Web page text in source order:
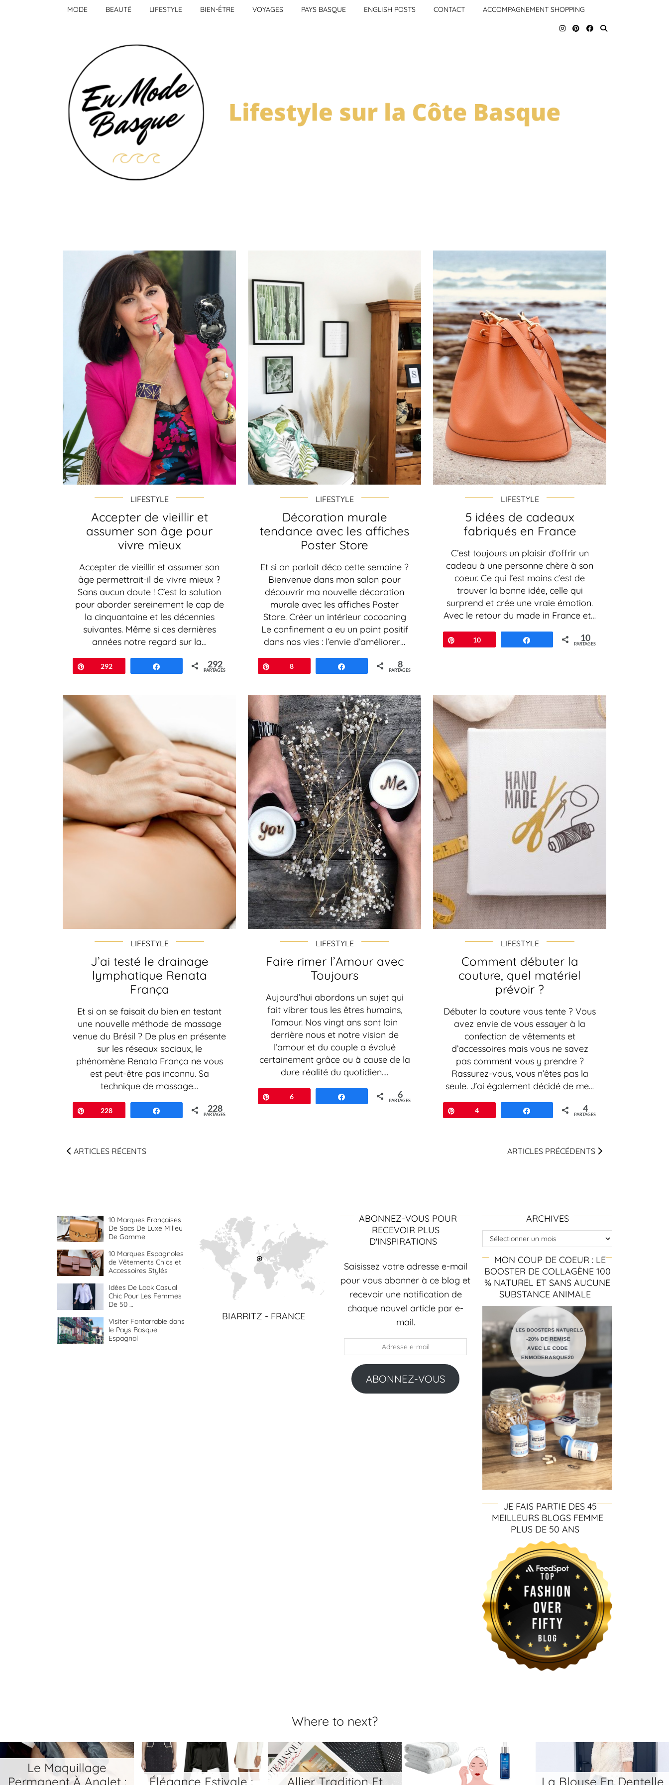
MODE BEAUTÉ LIFESTYLE BIEN-ÊTRE VOYAGES PAYS BASQUE ENGLISH POSTS CONTACT ACCOMPAGNEMENT SHOPPING
LIFESTYLE
Accepter de vieillir et
assumer son âge pour
vivre mieux
Accepter de vieillir et assumer son
âge permettrait-il de vivre mieux ?
Sans aucun doute ! C’est la solution
pour aborder sereinement le cap de
la cinquantaine et les décennies
suivantes. Même si ces dernières
années notre regard sur la…
Épingle
292 Partagez 292
PARTAGES
LIFESTYLE
Décoration murale
tendance avec les affiches
Poster Store
Et si on parlait déco cette semaine ?
Bienvenue dans mon salon pour
découvrir ma nouvelle décoration
murale avec les affiches Poster
Store. Créer un intérieur cocooning
Le confinement a eu un point positif
dans nos vies : l’envie d’améliorer…
Épingle
8 Partagez 8
PARTAGES
LIFESTYLE
5 idées de cadeaux
fabriqués en France
C’est toujours un plaisir d’offrir un
cadeau à une personne chère à son
coeur. Ce qui l’est moins c’est de
trouver la bonne idée, celle qui
surprend et crée une vraie émotion.
Avec le retour du made in France et…
Épingle
10 Partagez 10
PARTAGES
LIFESTYLE
J’ai testé le drainage
lymphatique Renata
França
Et si on se faisait du bien en testant
une nouvelle méthode de massage
venue du Brésil ? De plus en présente
sur les réseaux sociaux, le
phénomène Renata França ne vous
est peut-être pas inconnu. Sa
technique de massage…
Épingle
228 Partagez 228
PARTAGES
LIFESTYLE
Faire rimer l’Amour avec
Toujours
Aujourd’hui abordons un sujet qui
fait vibrer tous les êtres humains,
l’amour. Nos vingt ans sont loin
derrière nous et notre vision de
l’amour et du couple a évolué
certainement grâce ou à cause de la
dure réalité du quotidien.…
Épingle
6 Partagez 6
PARTAGES
LIFESTYLE
Comment débuter la
couture, quel matériel
prévoir ?
Débuter la couture vous tente ? Vous
avez envie de vous essayer à la
confection de vêtements et
d’accessoires mais vous ne savez
pas comment vous y prendre ?
Rassurez-vous, vous n’êtes pas la
seule. J’ai également décidé de me…
Épingle
4 Partagez 4
PARTAGES
ARTICLES RÉCENTS ARTICLES PRÉCÉDENTS
10 Marques Françaises
De Sacs De Luxe Milieu
De Gamme
10 Marques Espagnoles
de Vêtements Chics et
Accessoires Stylés
Idées De Look Casual
Chic Pour Les Femmes
De 50 …
Visiter Fontarrabie dans
le Pays Basque
Espagnol
BIARRITZ - FRANCE
ABONNEZ-VOUS POUR
RECEVOIR PLUS
D'INSPIRATIONS
Saisissez votre adresse e-mail
pour vous abonner à ce blog et
recevoir une notification de
chaque nouvel article par e-
mail.
e-
mail
ABONNEZ-VOUS
ARCHIVES
Archives
MON COUP DE COEUR : LE
BOOSTER DE COLLAGÈNE 100
% NATUREL ET SANS AUCUNE
SUBSTANCE ANIMALE
JE FAIS PARTIE DES 45
MEILLEURS BLOGS FEMME
PLUS DE 50 ANS
Where to next?
Élégance Estivale : Allier Tradition Et La Blouse En Dentelle À Quoi Servent Les